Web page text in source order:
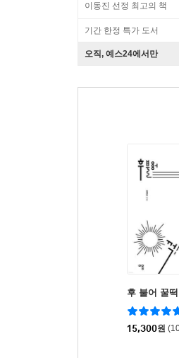
이동진 선정 최고의 책
기간 한정 특가 도서
오직, 예스24에서만
후 불어 꿀
15,300원